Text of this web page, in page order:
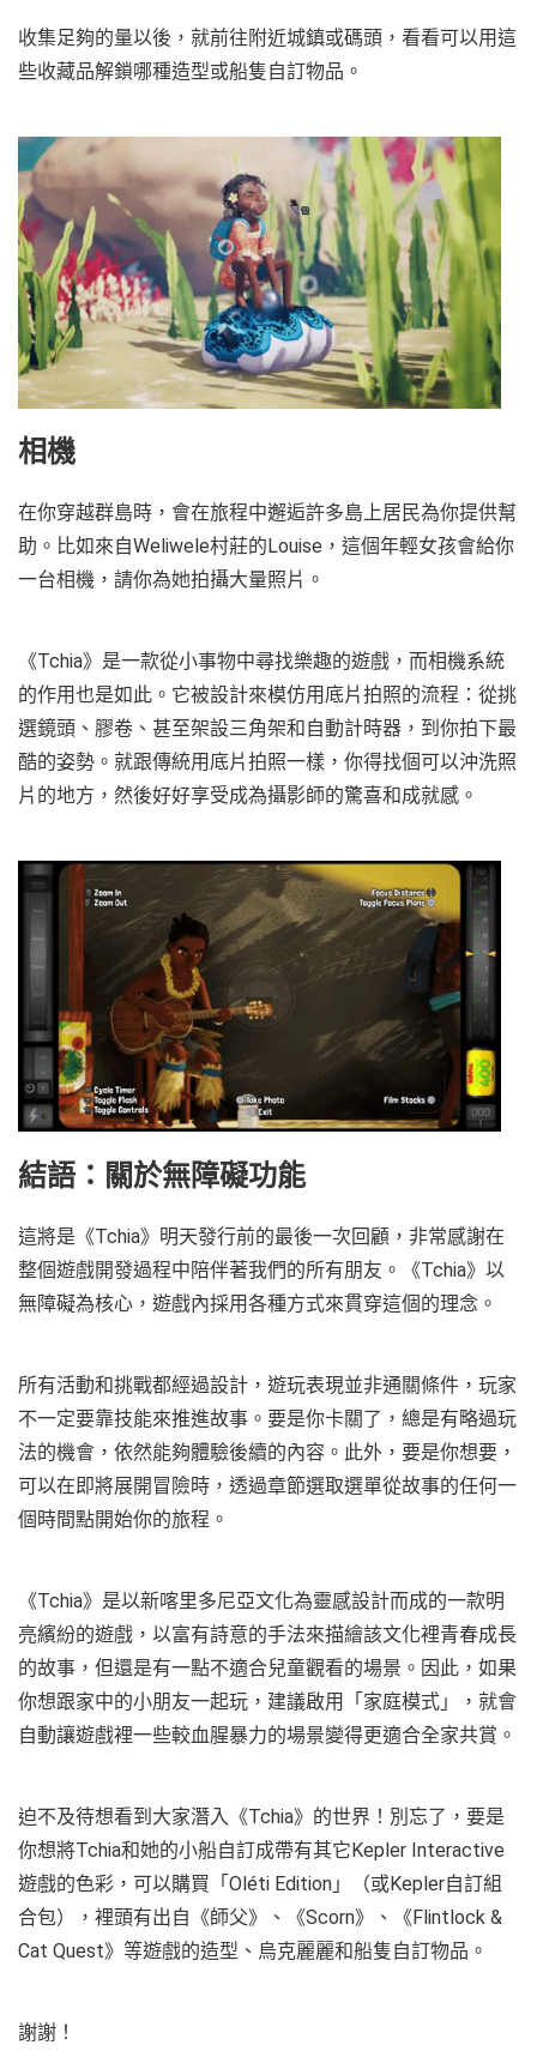
收集足夠的量以後，就前往附近城鎮或碼頭，看看可以用這
些收藏品解鎖哪種造型或船隻自訂物品。
相機
在你穿越群島時，會在旅程中邂逅許多島上居民為你提供幫
助。比如來自Weliwele村莊的Louise，這個年輕女孩會給你
一台相機，請你為她拍攝大量照片。
《Tchia》是一款從小事物中尋找樂趣的遊戲，而相機系統
的作用也是如此。它被設計來模仿用底片拍照的流程：從挑
選鏡頭、膠卷、甚至架設三角架和自動計時器，到你拍下最
酷的姿勢。就跟傳統用底片拍照一樣，你得找個可以沖洗照
片的地方，然後好好享受成為攝影師的驚喜和成就感。
結語：關於無障礙功能
這將是《Tchia》明天發行前的最後一次回顧，非常感謝在
整個遊戲開發過程中陪伴著我們的所有朋友。《Tchia》以
無障礙為核心，遊戲內採用各種方式來貫穿這個的理念。
所有活動和挑戰都經過設計，遊玩表現並非通關條件，玩家
不一定要靠技能來推進故事。要是你卡關了，總是有略過玩
法的機會，依然能夠體驗後續的內容。此外，要是你想要，
可以在即將展開冒險時，透過章節選取選單從故事的任何一
個時間點開始你的旅程。
《Tchia》是以新喀里多尼亞文化為靈感設計而成的一款明
亮繽紛的遊戲，以富有詩意的手法來描繪該文化裡青春成長
的故事，但還是有一點不適合兒童觀看的場景。因此，如果
你想跟家中的小朋友一起玩，建議啟用「家庭模式」，就會
自動讓遊戲裡一些較血腥暴力的場景變得更適合全家共賞。
迫不及待想看到大家潛入《Tchia》的世界！別忘了，要是
你想將Tchia和她的小船自訂成帶有其它Kepler Interactive
遊戲的色彩，可以購買「Oléti Edition」（或Kepler自訂組
合包），裡頭有出自《師父》、《Scorn》、《Flintlock &
Cat Quest》等遊戲的造型、烏克麗麗和船隻自訂物品。
謝謝！